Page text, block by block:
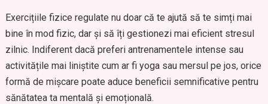
Exercițiile fizice regulate nu doar că te ajută să te simți mai
bine în mod fizic, dar și să îți gestionezi mai eficient stresul
zilnic. Indiferent dacă preferi antrenamentele intense sau
activitățile mai liniștite cum ar fi yoga sau mersul pe jos, orice
formă de mișcare poate aduce beneficii semnificative pentru
sănătatea ta mentală și emoțională.